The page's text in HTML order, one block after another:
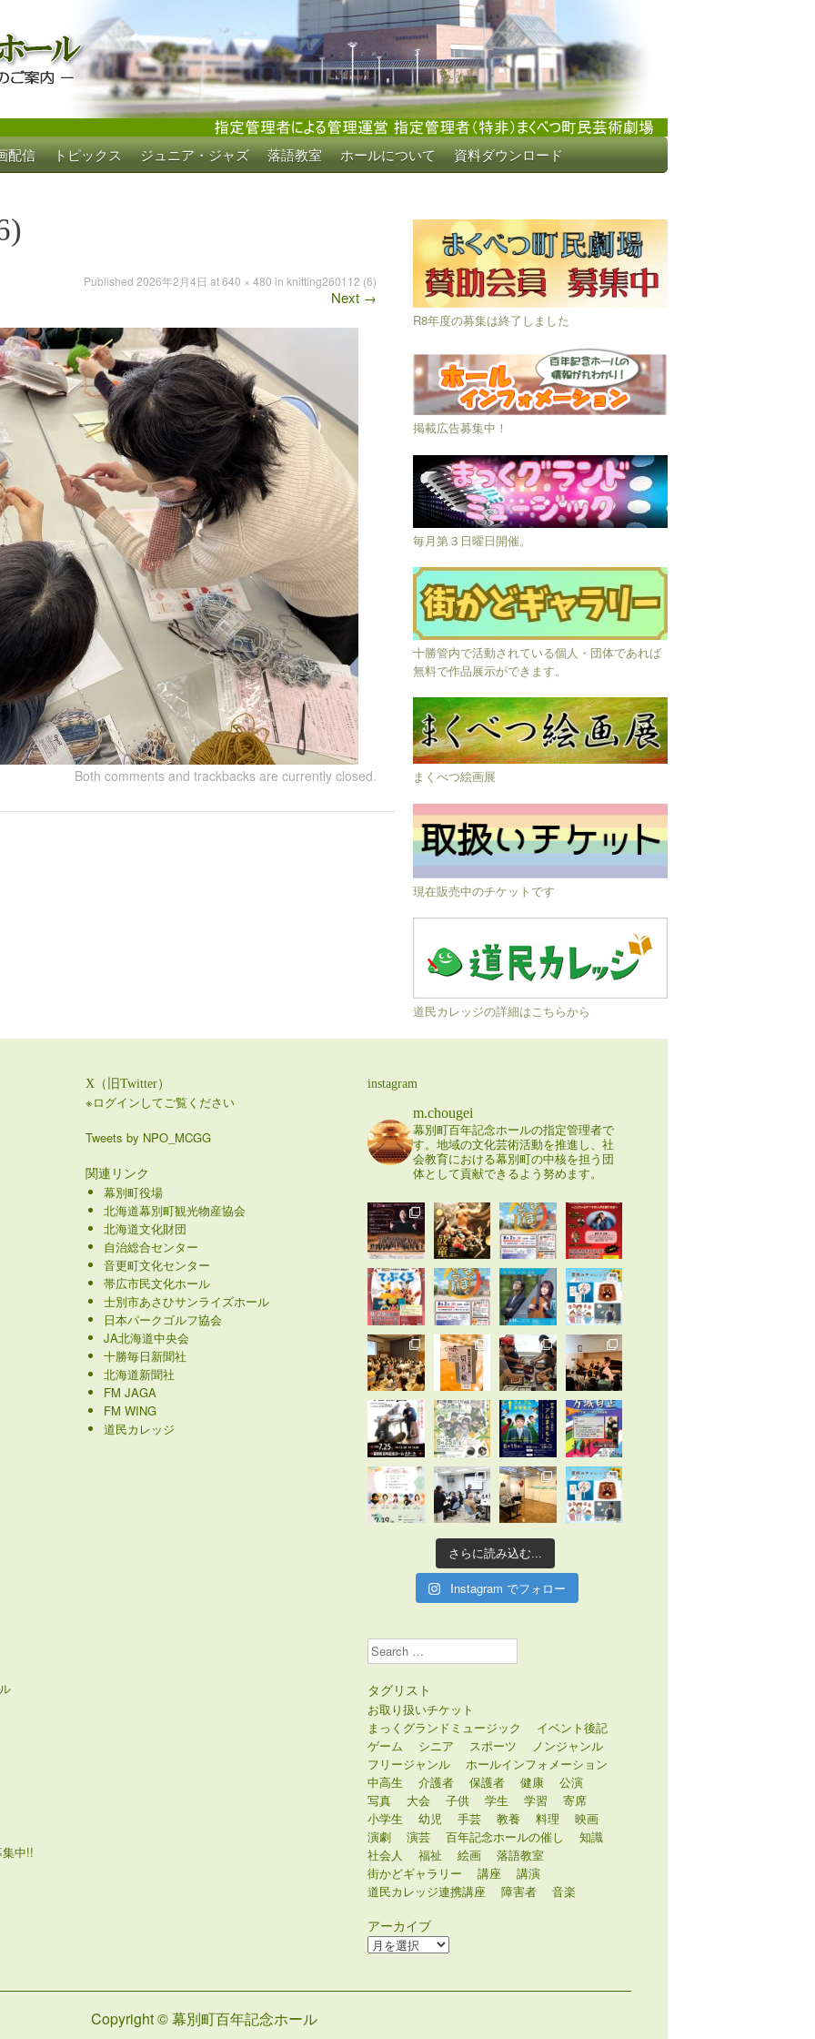
ール
配信 トピックス ジュニア・ジャズ 落語教室 ホールについて 資料ダウンロード
Published 2026年2月4日 at640 × 480 in knitting260112 (6)
Next →
Both comments and trackbacks are currently closed.
R8年度の募集は終了しました
掲載広告募集中！
毎月第３日曜日開催。
十勝管内で活動されている個人・団体であれば
無料で作品展示ができます。
まくべつ絵画展
現在販売中のチケットです
道民カレッジの詳細はこちらから
中!!
X（旧Twitter）
※ログインしてご覧ください
Tweets by NPO_MCGG
関連リンク
幕別町役場
北海道幕別町観光物産協会
北海道文化財団
自治総合センター
音更町文化センター
帯広市民文化ホール
士別市あさひサンライズホール
日本パークゴルフ協会
JA北海道中央会
十勝毎日新聞社
北海道新聞社
FM JAGA
FM WING
道民カレッジ
instagram
m.chougei
幕別町百年記念ホールの指定管理者で
す。地域の文化芸術活動を推進し、社
会教育における幕別町の中核を担う団
体として貢献できるよう努めます。
さらに読み込む...
Instagram でフォロー
Search
タグリスト
お取り扱いチケット
まっくグランドミュージック
イベント後記
ゲーム
シニア スポーツ
ノンジャンル
フリージャンル
ホールインフォメーション
中高生
介護者 保護者 健康
公演
写真
大会 子供 学生 学習
寄席
小学生
幼児 手芸 教養 料理
映画
演劇
演芸 百年記念ホールの催し
知識
社会人
福祉 絵画
落語教室
街かどギャラリー
講座
講演
道民カレッジ連携講座
障害者 音楽
アーカイブ
ア
Copyright © 幕別町百年記念ホール